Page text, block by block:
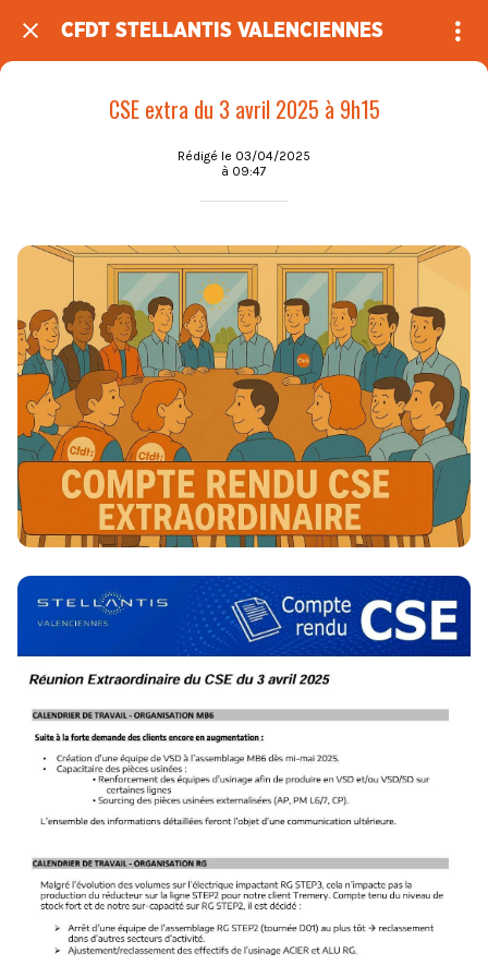
CFDT STELLANTIS VALENCIENNES
CSE extra du 3 avril 2025 à 9h15
Rédigé le 03/04/2025
à 09:47